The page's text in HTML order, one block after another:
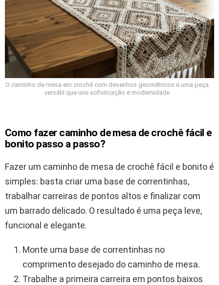
O caminho de mesa em crochê com desenhos geométricos é uma peça
versátil que une sofisticação e modernidade
Como fazer caminho de mesa de crochê fácil e
bonito passo a passo?
Fazer um caminho de mesa de crochê fácil e bonito é
simples: basta criar uma base de correntinhas,
trabalhar carreiras de pontos altos e finalizar com
um barrado delicado. O resultado é uma peça leve,
funcional e elegante.
Monte uma base de correntinhas no
comprimento desejado do caminho de mesa.
Trabalhe a primeira carreira em pontos baixos